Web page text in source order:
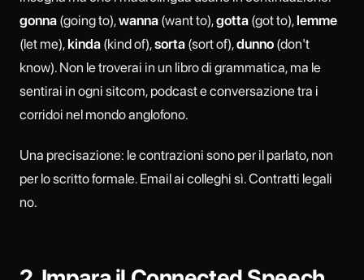
gonna (going to),wanna (want to),gotta (got to),lemme
(let me), kinda (kind of),sorta (sort of),dunno (don't
know). Non le troverai in un libro di grammatica, ma le
sentirai in ogni sitcom, podcast e conversazione tra i
corridoi nel mondo anglofono.
Una precisazione: le contrazioni sono per il parlato, non
per lo scritto formale. Email ai colleghi sì. Contratti legali
no.